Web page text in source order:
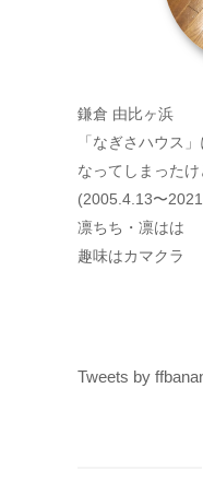
鎌倉 由比ヶ浜
「なぎさハウス
なってしまった
(2005.4.13〜
凛ちち・凛はは
趣味はカマクラ
Tweets by